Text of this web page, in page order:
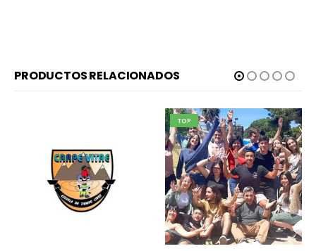
PRODUCTOS RELACIONADOS
TOP